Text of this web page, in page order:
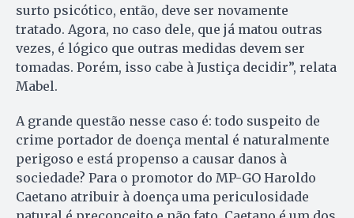
surto psicótico, então, deve ser novamente
tratado. Agora, no caso dele, que já matou outras
vezes, é lógico que outras medidas devem ser
tomadas. Porém, isso cabe à Justiça decidir”, relata
Mabel.
A grande questão nesse caso é: todo suspeito de
crime portador de doença mental é naturalmente
perigoso e está propenso a causar danos à
sociedade? Para o promotor do MP-GO Haroldo
Cae­ta­no atribuir à doença uma periculosidade